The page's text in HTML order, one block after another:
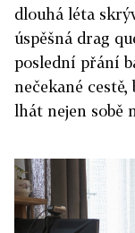
dlouhá léta
úspěšná drag
poslední přání
nečekané
lhát nejen sobě